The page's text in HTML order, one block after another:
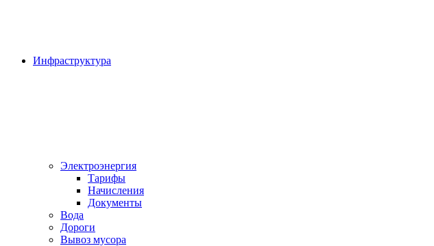
Инфраструктура
Электроэнергия
Тарифы
Начисления
Документы
Вода
Дороги
Вывоз мусора